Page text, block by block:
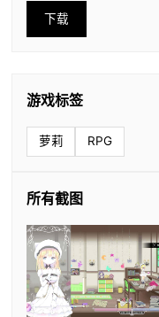
下载
游戏标签
萝莉 RPG
所有截图